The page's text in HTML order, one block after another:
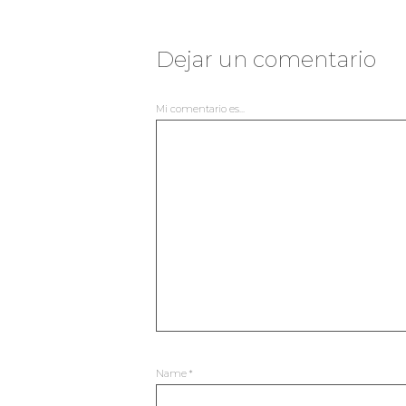
Dejar un comentario
Mi comentario es...
Name *